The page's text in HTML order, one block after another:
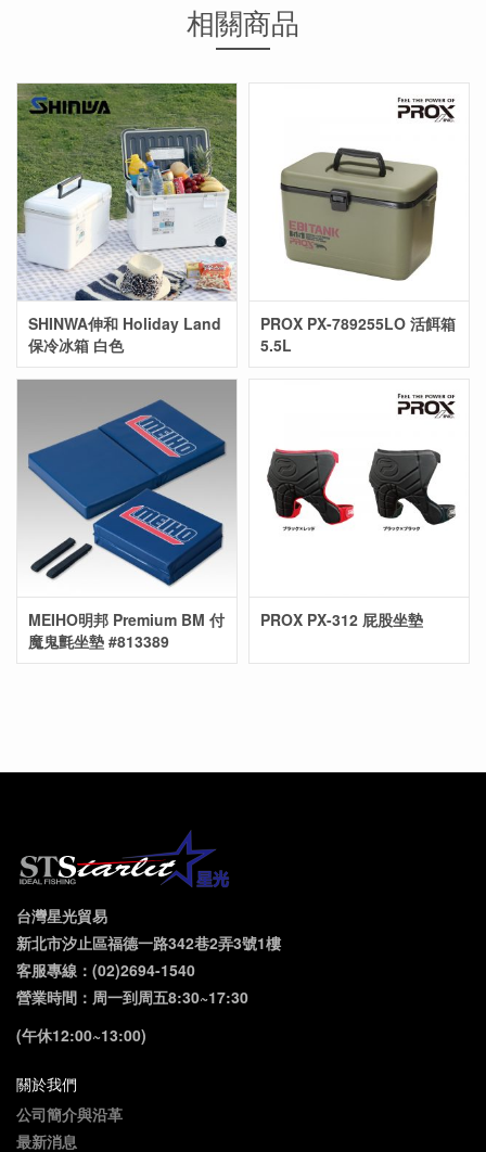
相關商品
SHINWA伸和 Holiday Land
保冷冰箱 白色
PROX PX-789255LO 活餌箱
5.5L
MEIHO明邦 Premium BM 付
魔鬼氈坐墊 #813389
PROX PX-312 屁股坐墊
台灣星光貿易
新北市汐止區福德一路342巷2弄3號1樓
客服專線：(02)2694-1540
營業時間：周一到周五8:30~17:30
(午休12:00~13:00)
關於我們
公司簡介與沿革
最新消息